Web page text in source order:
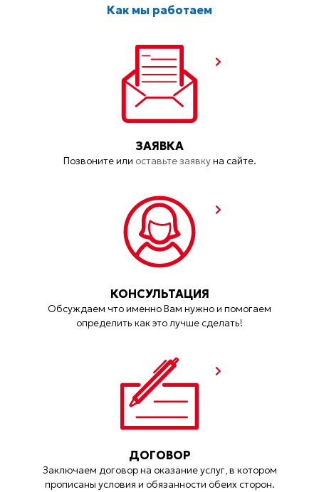
Как мы работаем
ЗАЯВКА
Позвоните или оставьте заявкуна сайте.
КОНСУЛЬТАЦИЯ
Обсуждаем что именно Вам нужно и помогаем
определить как это лучше сделать!
ДОГОВОР
Заключаем договор на оказание услуг, в котором
прописаны условия и обязанности обеих сторон.